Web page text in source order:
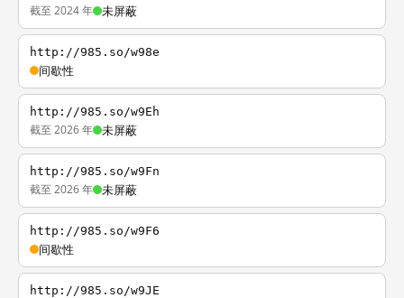
截至 2024 年 未屏蔽
http://985.so/w98e
间歇性
http://985.so/w9Eh
截至 2026 年 未屏蔽
http://985.so/w9Fn
截至 2026 年 未屏蔽
http://985.so/w9F6
间歇性
http://985.so/w9JE